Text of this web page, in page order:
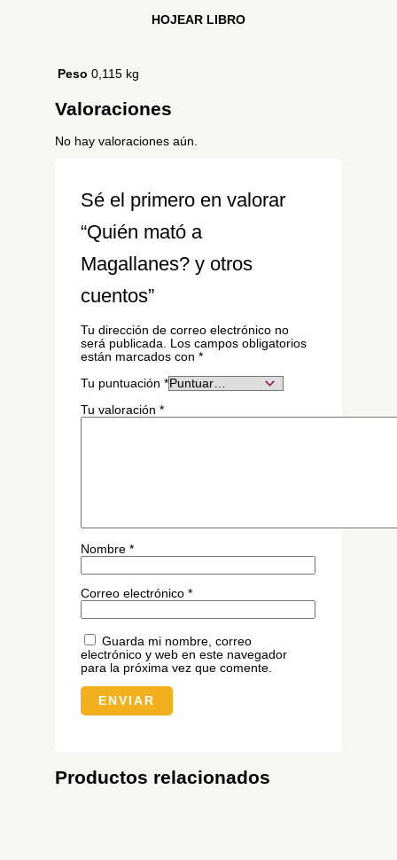
HOJEAR LIBRO
Peso 0,115 kg
Valoraciones
No hay valoraciones aún.
Sé el primero en valorar
“Quién mató a
Magallanes? y otros
cuentos”
Tu dirección de correo electrónico no
será publicada. Los campos obligatorios
están marcados con*
Tu puntuación*
Tu valoración*
Nombre*
Correo electrónico*
Guarda mi nombre, correo
electrónico y web en este navegador
para la próxima vez que comente.
Productos relacionados